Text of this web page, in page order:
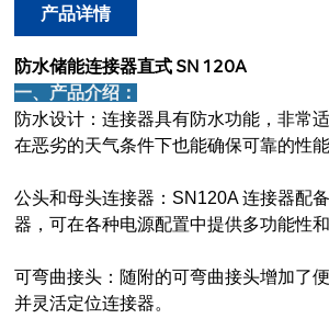
产品详情
防水储能连接器直式 SN 120A
一、产品介绍：
防水设计：连接器具有防水功能，非常
在恶劣的天气条件下也能确保可靠的性能
公头和母头连接器：SN120A 连接器配
器，可在各种电源配置中提供多功能性和
可弯曲接头：随附的可弯曲接头增加了
并灵活定位连接器。